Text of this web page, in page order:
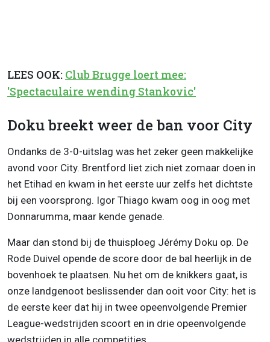
LEES OOK: Club Brugge loert mee:
'Spectaculaire wending Stankovic'
Doku breekt weer de ban voor City
Ondanks de 3-0-uitslag was het zeker geen makkelijke
avond voor City. Brentford liet zich niet zomaar doen in
het Etihad en kwam in het eerste uur zelfs het dichtste
bij een voorsprong. Igor Thiago kwam oog in oog met
Donnarumma, maar kende genade.
Maar dan stond bij de thuisploeg Jérémy Doku op. De
Rode Duivel opende de score door de bal heerlijk in de
bovenhoek te plaatsen. Nu het om de knikkers gaat, is
onze landgenoot beslissender dan ooit voor City: het is
de eerste keer dat hij in twee opeenvolgende Premier
League-wedstrijden scoort en in drie opeenvolgende